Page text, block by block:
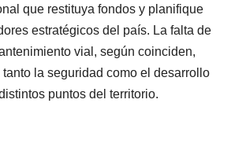
que restituya fondos y planifique
estratégicos del país. La falta de
vial, según coinciden,
la seguridad como el desarrollo
puntos del territorio.